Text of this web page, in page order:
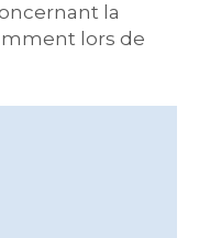
la
lors de